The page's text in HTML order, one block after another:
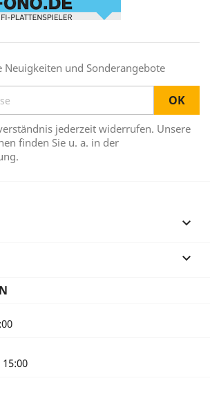
Neuigkeiten und Sonderangebote
jederzeit widerrufen. Unsere
finden Sie u. a. in der

